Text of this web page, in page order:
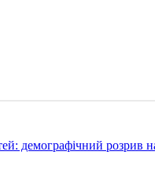
демографічний розрив